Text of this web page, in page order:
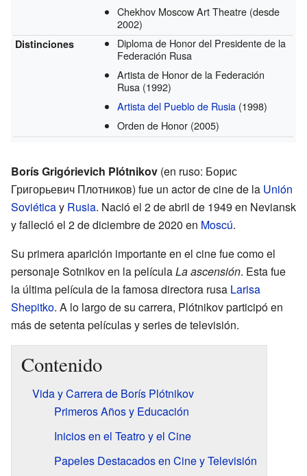
Chekhov Moscow Art Theatre (desde
2002)
Distinciones
Diploma de Honor del Presidente de la
Federación Rusa
Artista de Honor de la Federación
Rusa (1992)
Artista del Pueblo de Rusia (1998)
Orden de Honor (2005)
Borís Grigórievich Plótnikov (en ruso: Борис
Григорьевич Плотников) fue un actor de cine de la Unión
Soviéticay Rusia. Nació el 2 de abril de 1949 en Neviansk
y falleció el 2 de diciembre de 2020 en Moscú.
Su primera aparición importante en el cine fue como el
personaje Sotnikov en la películaLa ascensión. Esta fue
la última película de la famosa directora rusa Larisa
Shepitko. A lo largo de su carrera, Plótnikov participó en
más de setenta películas y series de televisión.
Contenido
Vida y Carrera de Borís Plótnikov
Primeros Años y Educación
Inicios en el Teatro y el Cine
Papeles Destacados en Cine y Televisión